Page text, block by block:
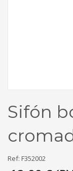
Sifón
Ref: F352002